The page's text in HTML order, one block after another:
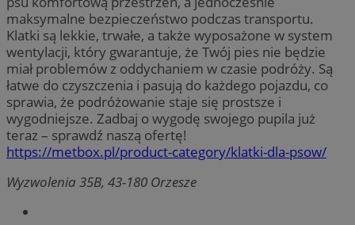
maksymalne bezpieczeństwo podczas transportu.
Klatki są lekkie, trwałe, a także wyposażone w system
wentylacji, który gwarantuje, że Twój pies nie będzie
miał problemów z oddychaniem w czasie podróży. Są
łatwe do czyszczenia i pasują do każdego pojazdu, co
sprawia, że podróżowanie staje się prostsze i
wygodniejsze. Zadbaj o wygodę swojego pupila już
teraz – sprawdź naszą ofertę!
https://metbox.pl/product-category/klatki-dla-psow/
Wyzwolenia 35B, 43-180 Orzesze